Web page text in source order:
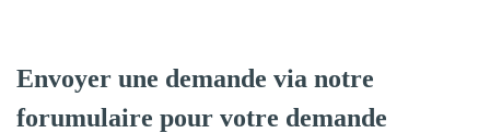
Envoyer une demande via notre
forumulaire pour votre demande